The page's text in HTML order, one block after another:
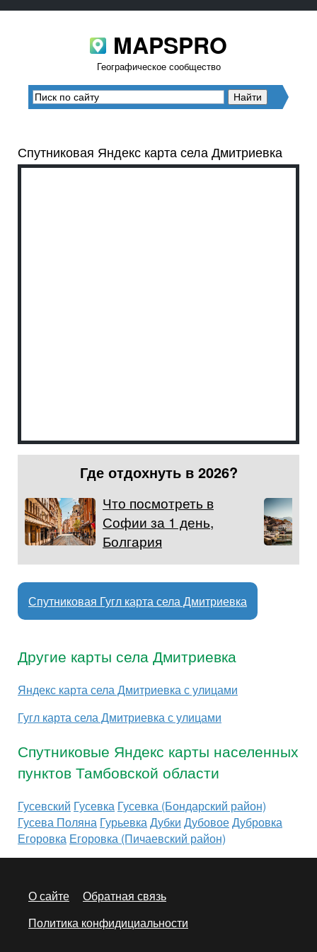
MAPSPRO
Географическое сообщество
Спутниковая Яндекс карта села Дмитриевка
Где отдохнуть в 2026?
Что посмотреть в
Софии за 1 день,
Болгария
Спутниковая Гугл карта села Дмитриевка
Другие карты села Дмитриевка
Яндекс карта села Дмитриевка с улицами
Гугл карта села Дмитриевка с улицами
Спутниковые Яндекс карты населенных
пунктов Тамбовской области
Гусевский Гусевка Гусевка (Бондарский район)
Гусева Поляна Гурьевка Дубки ДубовоеДубровка
Егоровка Егоровка (Пичаевский район)
О сайте
Обратная связь
Политика конфидициальности